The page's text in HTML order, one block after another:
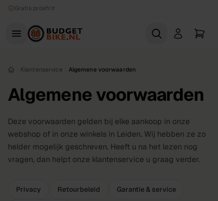
Naar hoofdinhoud
Gratis proefrit
Klantenservice Algemene voorwaarden
Algemene voorwaarden
Deze voorwaarden gelden bij elke aankoop in onze
webshop of in onze winkels in Leiden. Wij hebben ze zo
helder mogelijk geschreven. Heeft u na het lezen nog
vragen, dan helpt onze klantenservice u graag verder.
Privacy Retourbeleid Garantie & service